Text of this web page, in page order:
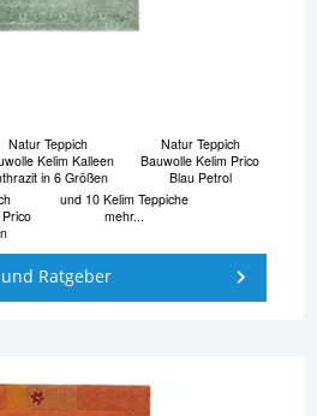
Natur Teppich
Kelim Kalleen
in 6 Größen
Natur Teppich
Bauwolle Kelim Prico
Blau Petrol
und 10 Kelim Teppiche
mehr...
Ratgeber